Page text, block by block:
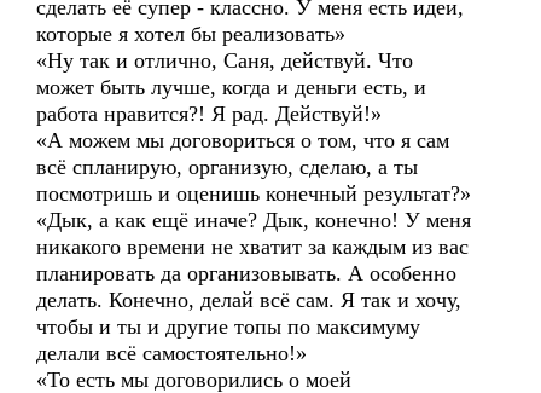
сделать её супер - классно. У меня есть идеи,
которые я хотел бы реализовать»
«Ну так и отлично, Саня, действуй. Что
может быть лучше, когда и деньги есть, и
работа нравится?! Я рад. Действуй!»
«А можем мы договориться о том, что я сам
всё спланирую, организую, сделаю, а ты
посмотришь и оценишь конечный результат?»
«Дык, а как ещё иначе? Дык, конечно! У меня
никакого времени не хватит за каждым из вас
планировать да организовывать. А особенно
делать. Конечно, делай всё сам. Я так и хочу,
чтобы и ты и другие топы по максимуму
делали всё самостоятельно!»
«То есть мы договорились о моей